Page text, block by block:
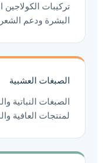
تركيبات
البشرة ودعم
الصبغات العشبية
الصبغات النباتية
لمنتجات العافية